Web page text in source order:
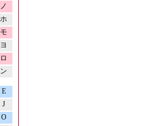
ノ
ホ
モ
ヨ
ロ
ン
E
J
O